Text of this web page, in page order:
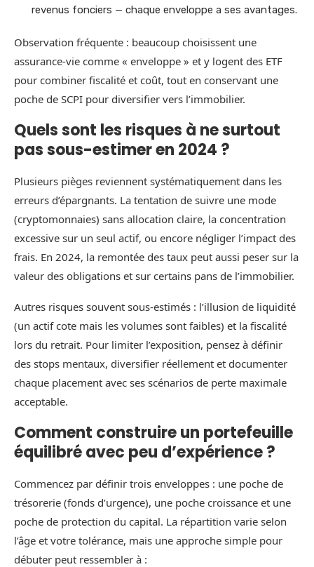
revenus fonciers — chaque enveloppe a ses avantages.
Observation fréquente : beaucoup choisissent une
assurance-vie comme « enveloppe » et y logent des ETF
pour combiner fiscalité et coût, tout en conservant une
poche de SCPI pour diversifier vers l’immobilier.
Quels sont les risques à ne surtout
pas sous-estimer en 2024 ?
Plusieurs pièges reviennent systématiquement dans les
erreurs d’épargnants. La tentation de suivre une mode
(cryptomonnaies) sans allocation claire, la concentration
excessive sur un seul actif, ou encore négliger l’impact des
frais. En 2024, la remontée des taux peut aussi peser sur la
valeur des obligations et sur certains pans de l’immobilier.
Autres risques souvent sous-estimés : l’illusion de liquidité
(un actif cote mais les volumes sont faibles) et la fiscalité
lors du retrait. Pour limiter l’exposition, pensez à définir
des stops mentaux, diversifier réellement et documenter
chaque placement avec ses scénarios de perte maximale
acceptable.
Comment construire un portefeuille
équilibré avec peu d’expérience ?
Commencez par définir trois enveloppes : une poche de
trésorerie (fonds d’urgence), une poche croissance et une
poche de protection du capital. La répartition varie selon
l’âge et votre tolérance, mais une approche simple pour
débuter peut ressembler à :